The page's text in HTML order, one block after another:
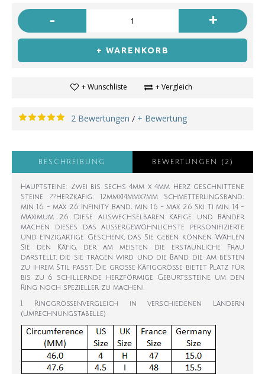
- +
+ WARENKORB
+ Wunschliste + Vergleich
2 Bewertungen / + Bewertung
BESCHREIBUNG BEWERTUNGEN (2)
Hauptsteine: Zwei bis sechs 4mm x 4mm Herz geschnittene
Steine ??Herzkäfig: 12mmx14mmx7mm Schmetterlingsband:
min. 1.6 - max 2.6 Infinity Band: min 1.6 - max 2.6 Ski Ti min. 1.4 -
Maximum 2.6. Diese auswechselbaren Käfige und Bänder
machen dieses das außergewöhnlichste personifizierte
und einzigartige Geschenk, das Sie geben können. Wählen
Sie den Käfig, der am meisten die erstaunliche Frau
darstellt, die sie tragen wird und die Band, die am besten
zu ihrem Stil passt. Die große Käfiggröße bietet Platz für
bis zu 6 schillernde, herzförmige Geburtssteine, um den
Ring noch spezieller zu machen!
1. Ringgrößenvergleich in verschiedenen Ländern
(Umrechnungstabelle)